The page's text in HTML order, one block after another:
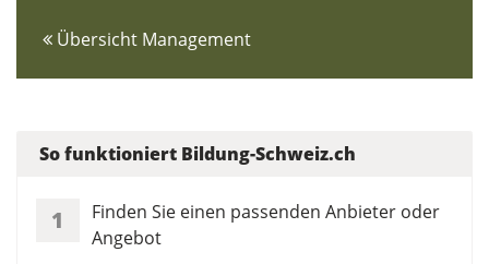
Übersicht Management
So funktioniert Bildung-Schweiz.ch
1
Finden Sie einen passenden Anbieter oder
Angebot